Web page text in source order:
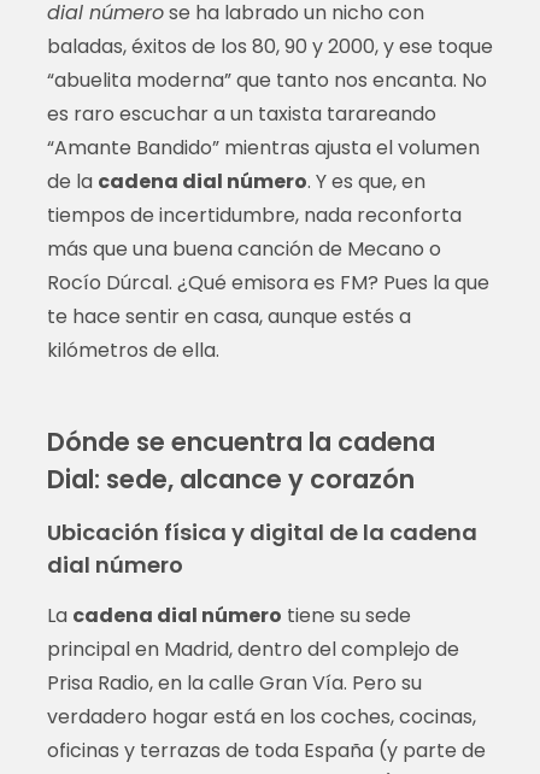
dial númerose ha labrado un nicho con
baladas, éxitos de los 80, 90 y 2000, y ese toque
“abuelita moderna” que tanto nos encanta. No
es raro escuchar a un taxista tarareando
“Amante Bandido” mientras ajusta el volumen
de la cadena dial número. Y es que, en
tiempos de incertidumbre, nada reconforta
más que una buena canción de Mecano o
Rocío Dúrcal. ¿Qué emisora es FM? Pues la que
te hace sentir en casa, aunque estés a
kilómetros de ella.
Dónde se encuentra la cadena
Dial: sede, alcance y corazón
Ubicación física y digital de la cadena
dial número
La cadena dial número tiene su sede
principal en Madrid, dentro del complejo de
Prisa Radio, en la calle Gran Vía. Pero su
verdadero hogar está en los coches, cocinas,
oficinas y terrazas de toda España (y parte de